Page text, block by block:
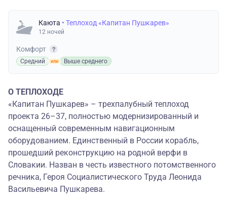
Каюта • Теплоход «Капитан Пушкарев»
12 ночей
Комфорт
Средний Выше среднего
О ТЕПЛОХОДЕ
«Капитан Пушкарев» – трехпалубный теплоход
проекта 26–37, полностью модернизированный и
оснащенный современным навигационным
оборудованием. Единственный в России корабль,
прошедший реконструкцию на родной верфи в
Словакии. Назван в честь известного потомственного
речника, Героя Социалистического Труда Леонида
Васильевича Пушкарева.